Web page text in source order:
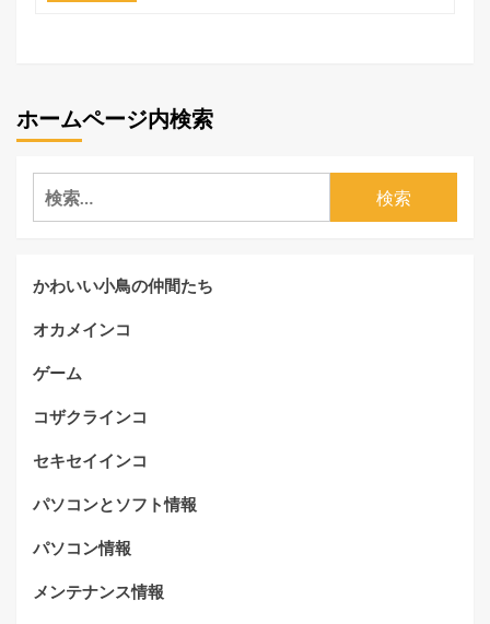
ホームページ内検索
検
索:
かわいい小鳥の仲間たち
オカメインコ
ゲーム
コザクラインコ
セキセイインコ
パソコンとソフト情報
パソコン情報
メンテナンス情報